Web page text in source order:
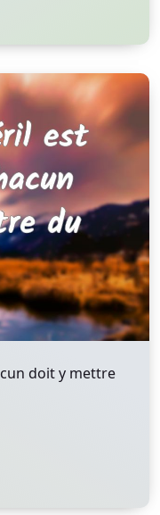
doit y mettre